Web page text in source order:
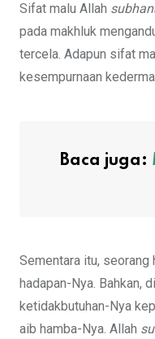
Sifat malu Allah
pada makhluk
tercela. Adapun sifat
kesempurnaan
Baca juga:
Sementara itu, seorang
hadapan-Nya. Bahkan,
ketidakbutuhan-Nya
aib hamba-Nya. Allah